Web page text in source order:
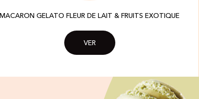
MACARON GELATO FLEUR DE LAIT & FRUITS EXOTIQUE​
VER